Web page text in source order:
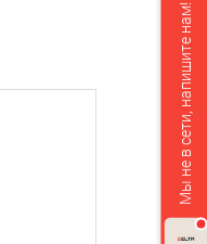
Мы не в сети, напишите нам!